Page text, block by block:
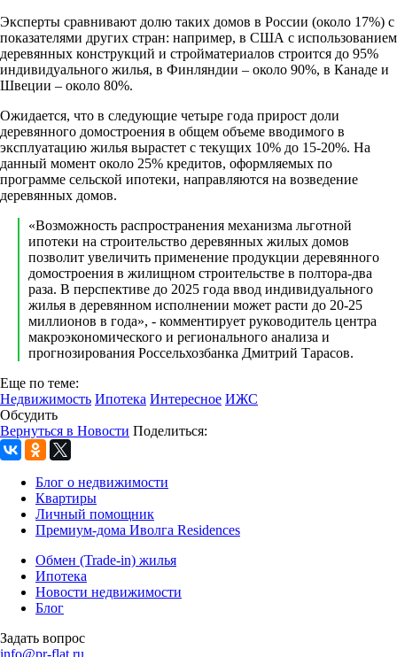
Эксперты сравнивают долю таких домов в России (около 17%) с
показателями других стран: например, в США с использованием
деревянных конструкций и стройматериалов строится до 95%
индивидуального жилья, в Финляндии – около 90%, в Канаде и
Швеции – около 80%.
Ожидается, что в следующие четыре года прирост доли
деревянного домостроения в общем объеме вводимого в
эксплуатацию жилья вырастет с текущих 10% до 15-20%. На
данный момент около 25% кредитов, оформляемых по
программе сельской ипотеки, направляются на возведение
деревянных домов.
«Возможность распространения механизма льготной
ипотеки на строительство деревянных жилых домов
позволит увеличить применение продукции деревянного
домостроения в жилищном строительстве в полтора-два
раза. В перспективе до 2025 года ввод индивидуального
жилья в деревянном исполнении может расти до 20-25
миллионов в года», - комментирует руководитель центра
макроэкономического и регионального анализа и
прогнозирования Россельхозбанка Дмитрий Тарасов.
Еще по теме:
Недвижимость Ипотека Интересное ИЖС
Обсудить
Вернуться в Новости Поделиться:
Блог о недвижимости
Квартиры
Личный помощник
Премиум-дома Иволга Residences
Обмен (Trade-in) жилья
Ипотека
Новости недвижимости
Блог
Задать вопрос
info@pr-flat.ru